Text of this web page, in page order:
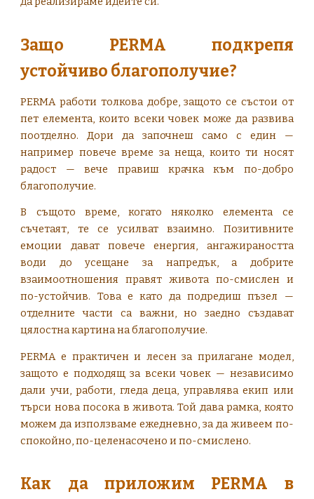
Защо PERMA подкрепя
устойчиво благополучие?
PERMA работи толкова добре, защото се състои от
пет елемента, които всеки човек може да развива
поотделно. Дори да започнеш само с един —
например повече време за неща, които ти носят
радост — вече правиш крачка към по-добро
благополучие.
В същото време, когато няколко елемента се
съчетаят, те се усилват взаимно. Позитивните
емоции дават повече енергия, ангажираността
води до усещане за напредък, а добрите
взаимоотношения правят живота по-смислен и
по-устойчив. Това е като да подредиш пъзел —
отделните части са важни, но заедно създават
цялостна картина на благополучие.
PERMA е практичен и лесен за прилагане модел,
защото е подходящ за всеки човек — независимо
дали учи, работи, гледа деца, управлява екип или
търси нова посока в живота. Той дава рамка, която
можем да използваме ежедневно, за да живеем по-
спокойно, по-целенасочено и по-смислено.
Как да приложим PERMA в